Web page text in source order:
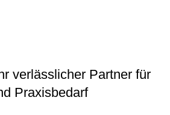
verlässlicher Partner für
Praxisbedarf